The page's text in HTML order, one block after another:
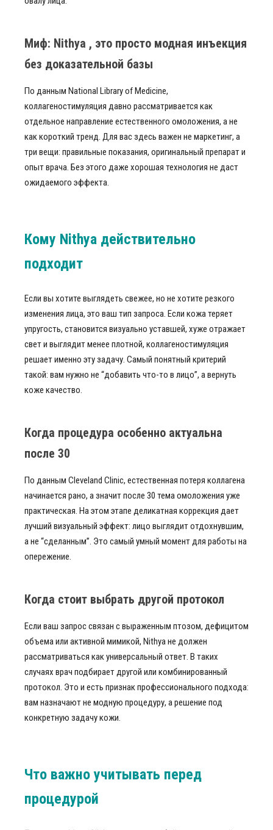
Миф: Nithya , это просто модная инъекция
без доказательной базы
По данным National Library of Medicine,
коллагеностимуляция давно рассматривается как
отдельное направление естественного омоложения, а не
как короткий тренд. Для вас здесь важен не маркетинг, а
три вещи: правильные показания, оригинальный препарат и
опыт врача. Без этого даже хорошая технология не даст
ожидаемого эффекта.
Кому Nithya действительно
подходит
Если вы хотите выглядеть свежее, но не хотите резкого
изменения лица, это ваш тип запроса. Если кожа теряет
упругость, становится визуально уставшей, хуже отражает
свет и выглядит менее плотной, коллагеностимуляция
решает именно эту задачу. Самый понятный критерий
такой: вам нужно не “добавить что-то в лицо”, а вернуть
коже качество.
Когда процедура особенно актуальна
после 30
По данным Cleveland Clinic, естественная потеря коллагена
начинается рано, а значит после 30 тема омоложения уже
практическая. На этом этапе деликатная коррекция дает
лучший визуальный эффект: лицо выглядит отдохнувшим,
а не “сделанным”. Это самый умный момент для работы на
опережение.
Когда стоит выбрать другой протокол
Если ваш запрос связан с выраженным птозом, дефицитом
объема или активной мимикой, Nithya не должен
рассматриваться как универсальный ответ. В таких
случаях врач подбирает другой или комбинированный
протокол. Это и есть признак профессионального подхода:
вам назначают не модную процедуру, а решение под
конкретную задачу кожи.
Что важно учитывать перед
процедурой